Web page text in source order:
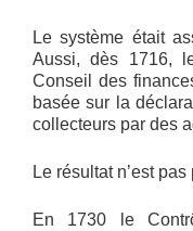
Le système était
Aussi, dès 1716,
Conseil des
basée sur la
collecteurs par des
Le résultat n’est pas
En 1730 le